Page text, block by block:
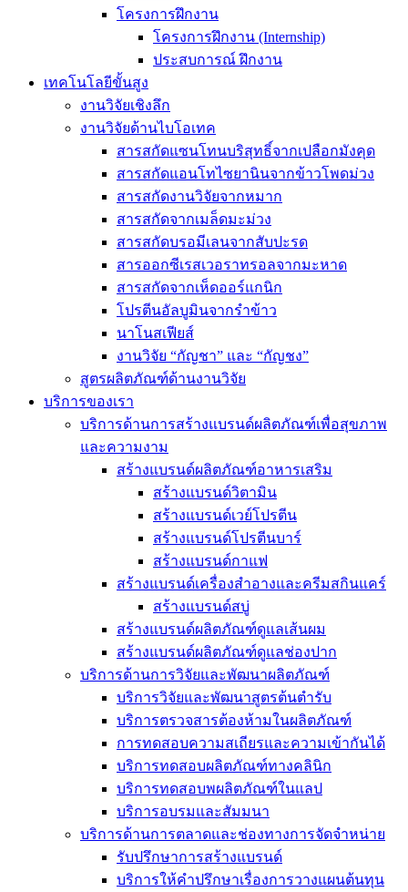
โครงการฝึกงาน
โครงการฝึกงาน (Internship)
ประสบการณ์ ฝึกงาน
เทคโนโลยีขั้นสูง
งานวิจัยเชิงลึก
งานวิจัยด้านไบโอเทค
สารสกัดแซนโทนบริสุทธิ์จากเปลือกมังคุด
สารสกัดแอนโทไซยานินจากข้าวโพดม่วง
สารสกัดงานวิจัยจากหมาก
สารสกัดจากเมล็ดมะม่วง
สารสกัดบรอมีเลนจากสับปะรด
สารออกซีเรสเวอราทรอลจากมะหาด
สารสกัดจากเห็ดออร์แกนิก
โปรตีนอัลบูมินจากรำข้าว
นาโนสเฟียส์
งานวิจัย “กัญชา” และ “กัญชง”
สูตรผลิตภัณฑ์ด้านงานวิจัย
บริการของเรา
บริการด้านการสร้างแบรนด์ผลิตภัณฑ์เพื่อสุขภาพ
และความงาม
สร้างแบรนด์ผลิตภัณฑ์อาหารเสริม
สร้างแบรนด์วิตามิน
สร้างแบรนด์เวย์โปรตีน
สร้างแบรนด์โปรตีนบาร์
สร้างแบรนด์กาแฟ
สร้างแบรนด์เครื่องสำอางและครีมสกินแคร์
สร้างแบรนด์สบู่
สร้างแบรนด์ผลิตภัณฑ์ดูแลเส้นผม
สร้างแบรนด์ผลิตภัณฑ์ดูแลช่องปาก
บริการด้านการวิจัยและพัฒนาผลิตภัณฑ์
บริการวิจัยและพัฒนาสูตรต้นตำรับ
บริการตรวจสารต้องห้ามในผลิตภัณฑ์
การทดสอบความสเถียรและความเข้ากันได้
บริการทดสอบผลิตภัณฑ์ทางคลินิก
บริการทดสอบพผลิตภัณฑ์ในแลป
บริการอบรมและสัมมนา
บริการด้านการตลาดและช่องทางการจัดจำหน่าย
รับปรึกษาการสร้างแบรนด์
บริการให้คำปรึกษาเรื่องการวางแผนต้นทุน